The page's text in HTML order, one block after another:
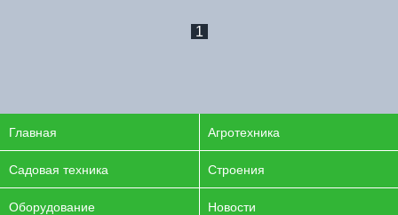
1
Главная Агротехника
Садовая техника Строения
Оборудование Новости